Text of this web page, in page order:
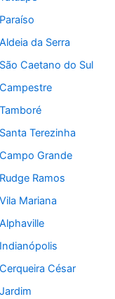
da Serra
Caetano do Sul
Terezinha
Grande
Ramos
Mariana
César